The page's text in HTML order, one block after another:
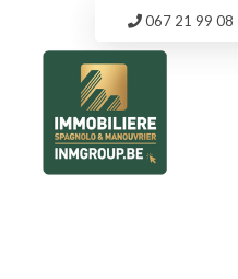
067 21 99 08